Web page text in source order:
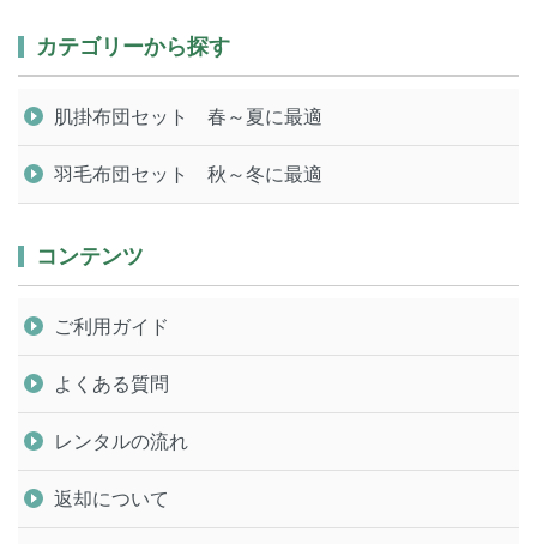
カテゴリーから探す
肌掛布団セット 春～夏に最適
羽毛布団セット 秋～冬に最適
コンテンツ
ご利用ガイド
よくある質問
レンタルの流れ
返却について